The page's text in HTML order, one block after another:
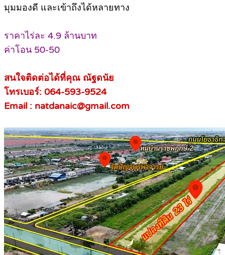
มุมมองดี และเข้าถึงได้หลายทาง
ราคาไร่ละ 4.9 ล้านบาท
ค่าโอน 50-50
สนใจติดต่อได้ที่คุณ ณัฐดนัย
โทรเบอร์: 064-593-9524
Email : natdanaic@gmail.com